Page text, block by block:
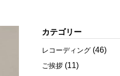
カテゴリー
レコーディング (46)
ご挨拶 (11)